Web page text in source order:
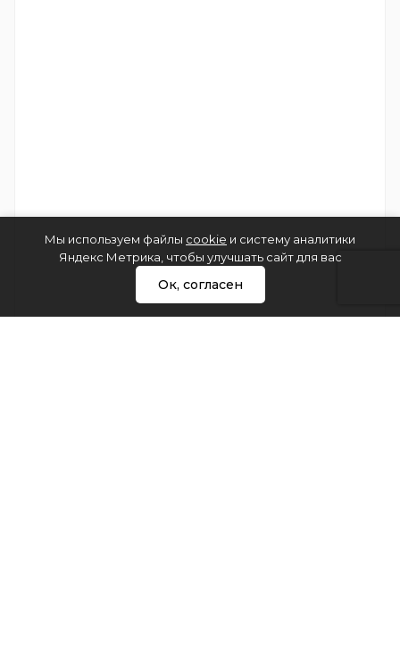
Мы используем файлы cookie и систему аналитики
Яндекс Метрика, чтобы улучшать сайт для вас
Ок, согласен